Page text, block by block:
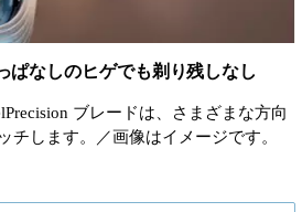
ぱなしのヒゲでも剃り残しなし
ブレードは、さまざまな方向
チします。／画像はイメージです。